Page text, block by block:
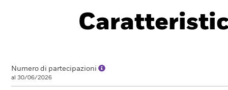
Numero di partecipazioni
al 30/06/2026